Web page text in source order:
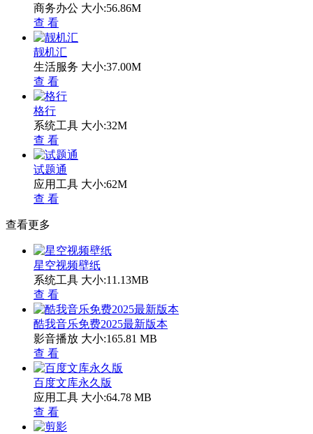
商务办公 大小:56.86M
查 看
靓机汇
生活服务 大小:37.00M
查 看
格行
系统工具 大小:32M
查 看
试题通
应用工具 大小:62M
查 看
查看更多
星空视频壁纸
系统工具 大小:11.13MB
查 看
酷我音乐免费2025最新版本
影音播放 大小:165.81 MB
查 看
百度文库永久版
应用工具 大小:64.78 MB
查 看